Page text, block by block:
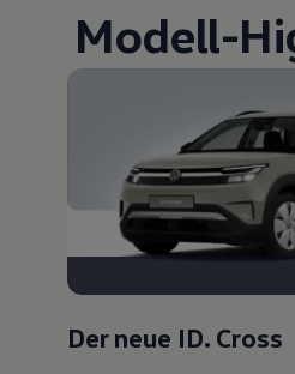
Modell-
Der neue ID. Cross